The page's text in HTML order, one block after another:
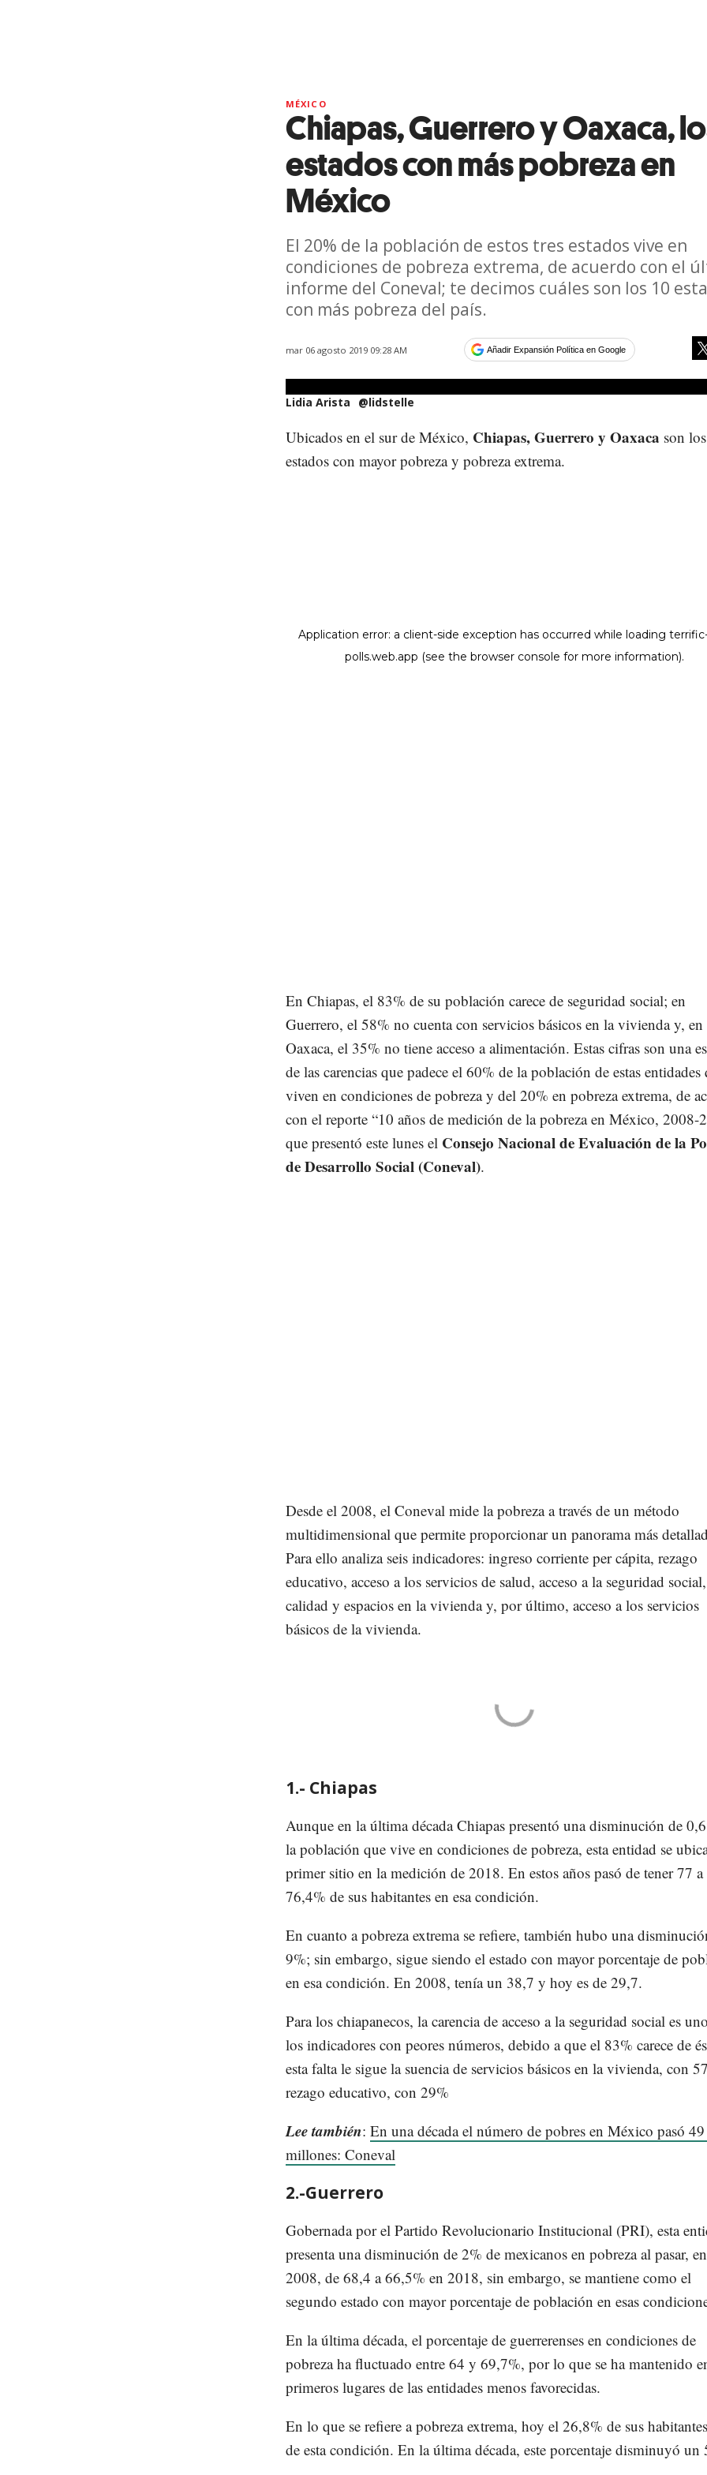
MÉXICO
Chiapas, Guerrero y Oaxaca,
estados con más pobreza en
México
El 20% de la población de estos tres estados vive en
condiciones de pobreza extrema, de acuerdo con el
informe del Coneval; te decimos cuáles son los 10
con más pobreza del país.
mar 06 agosto 2019 09:28 AM Añadir Expansión Política en Google
Lidia Arista @lidstelle
Ubicados en el sur de México, Chiapas, Guerrero y Oaxaca son los
estados con mayor pobreza y pobreza extrema.
En Chiapas, el 83% de su población carece de seguridad social; en
Guerrero, el 58% no cuenta con servicios básicos en la vivienda y, en
Oaxaca, el 35% no tiene acceso a alimentación. Estas cifras son una
de las carencias que padece el 60% de la población de estas entidades
viven en condiciones de pobreza y del 20% en pobreza extrema, de
con el reporte “10 años de medición de la pobreza en México, 2008-
que presentó este lunes el Consejo Nacional de Evaluación de la
de Desarrollo Social (Coneval).
Desde el 2008, el Coneval mide la pobreza a través de un método
multidimensional que permite proporcionar un panorama más
Para ello analiza seis indicadores: ingreso corriente per cápita, rezago
educativo, acceso a los servicios de salud, acceso a la seguridad social,
calidad y espacios en la vivienda y, por último, acceso a los servicios
básicos de la vivienda.
1.- Chiapas
Aunque en la última década Chiapas presentó una disminución de
la población que vive en condiciones de pobreza, esta entidad se
primer sitio en la medición de 2018. En estos años pasó de tener 77 a
76,4% de sus habitantes en esa condición.
En cuanto a pobreza extrema se refiere, también hubo una
9%; sin embargo, sigue siendo el estado con mayor porcentaje de
en esa condición. En 2008, tenía un 38,7 y hoy es de 29,7.
Para los chiapanecos, la carencia de acceso a la seguridad social es
los indicadores con peores números, debido a que el 83% carece de
esta falta le sigue la suencia de servicios básicos en la vivienda, con
rezago educativo, con 29%
Lee también: En una década el número de pobres en México pasó
millones: Coneval
2.-Guerrero
Gobernada por el Partido Revolucionario Institucional (PRI), esta
presenta una disminución de 2% de mexicanos en pobreza al pasar, en
2008, de 68,4 a 66,5% en 2018, sin embargo, se mantiene como el
segundo estado con mayor porcentaje de población en esas
En la última década, el porcentaje de guerrerenses en condiciones de
pobreza ha fluctuado entre 64 y 69,7%, por lo que se ha mantenido
primeros lugares de las entidades menos favorecidas.
En lo que se refiere a pobreza extrema, hoy el 26,8% de sus
de esta condición. En la última década, este porcentaje disminuyó un